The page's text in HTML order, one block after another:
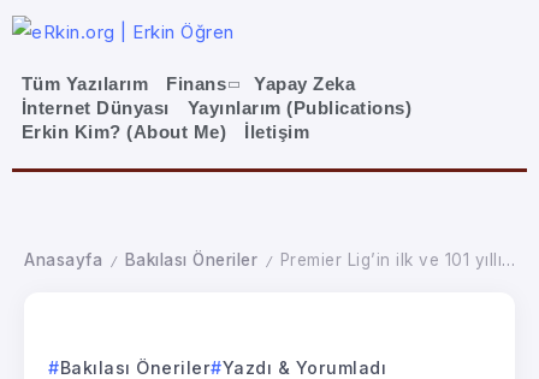
Tüm Yazılarım Finans
Yapay Zeka
İnternet Dünyası
Yayınlarım (Publications)
Erkin Kim? (About Me)
İletişim
Anasayfa / Bakılası Öneriler / Premier Lig’in ilk ve 101 yıllık İngiliz olmayan derbisi
Bakılası Öneriler Yazdı & Yorumladı